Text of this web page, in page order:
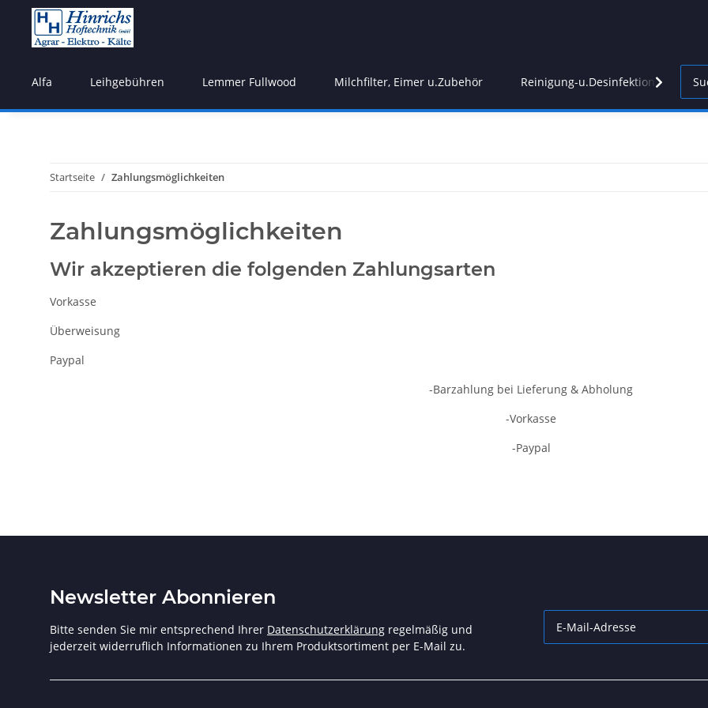
Alfa Leihgebühren Lemmer Fullwood Milchfilter, Eimer u.Zubehör Reinigung-u.Desinfektion
Startseite Zahlungsmöglichkeiten
Zahlungsmöglichkeiten
Wir akzeptieren die folgenden Zahlungsarten
Vorkasse
Überweisung
Paypal
-Barzahlung bei Lieferung & Abholung
-Vorkasse
-Paypal
Newsletter Abonnieren
Bitte senden Sie mir entsprechend Ihrer Datenschutzerklärung regelmäßig und
jederzeit widerruflich Informationen zu Ihrem Produktsortiment per E-Mail zu.